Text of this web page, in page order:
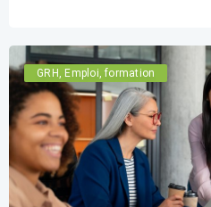
GRH, Emploi, formation